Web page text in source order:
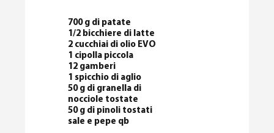
700 g di patate
1/2 bicchiere di latte
2 cucchiai di olio EVO
1 cipolla piccola
12 gamberi
1 spicchio di aglio
50 g di granella di
nocciole tostate
50 g di pinoli tostati
sale e pepe qb